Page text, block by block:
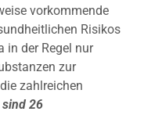
vorkommende
Risikos
in der Regel nur
zur
zahlreichen
26